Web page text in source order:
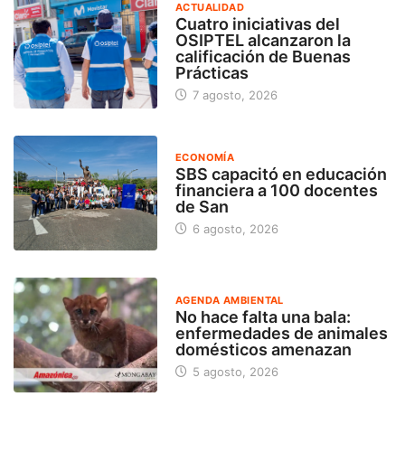
ACTUALIDAD
Cuatro iniciativas del
OSIPTEL alcanzaron la
calificación de Buenas
Prácticas
7 agosto, 2026
ECONOMÍA
SBS capacitó en educación
financiera a 100 docentes
de San
6 agosto, 2026
AGENDA AMBIENTAL
No hace falta una bala:
enfermedades de animales
domésticos amenazan
5 agosto, 2026